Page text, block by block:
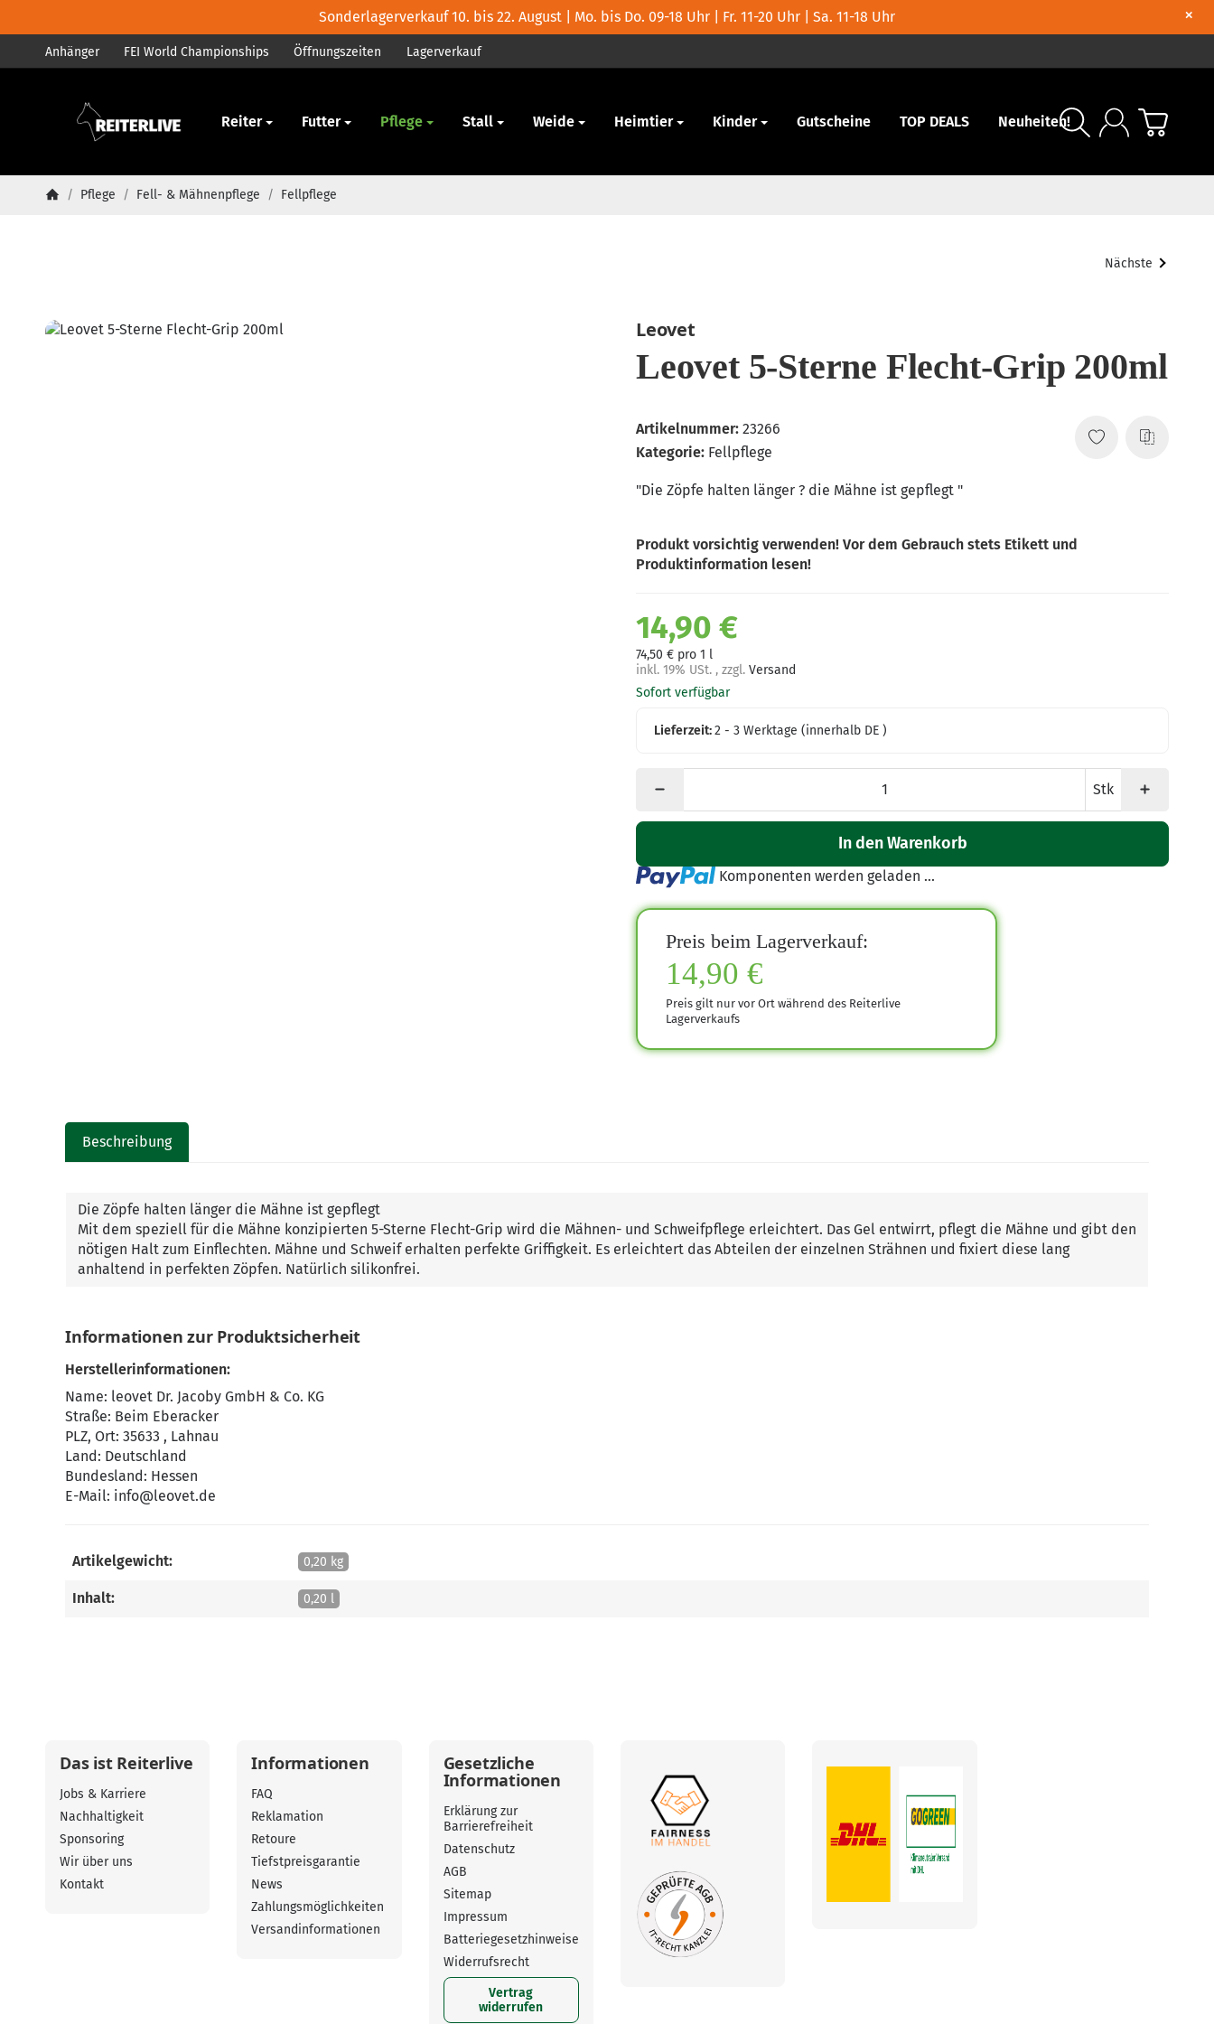
Sonderlagerverkauf 10. bis 22. August | Mo. bis Do. 09-18 Uhr | Fr. 11-20 Uhr | Sa. 11-18 Uhr ×
Anhänger FEI World Championships Öffnungszeiten Lagerverkauf
Pferd Reiter Futter Pflege Stall Weide Heimtier Kinder Gutscheine TOP DEALS Neuheiten!
/ Pflege / Fell- & Mähnenpflege / Fellpflege
Nächste
Leovet
Leovet 5-Sterne Flecht-Grip 200ml
Artikelnummer: 23266
Kategorie: Fellpflege
"Die Zöpfe halten länger ? die Mähne ist gepflegt "
Produkt vorsichtig verwenden! Vor dem Gebrauch stets Etikett und
Produktinformation lesen!
14,90 €
74,50 € pro 1 l
inkl. 19% USt. , zzgl. Versand
Sofort verfügbar
Lieferzeit:2 - 3 Werktage(innerhalb DE )
Stk
In den Warenkorb
Loading... Komponenten werden geladen ...
Preis beim Lagerverkauf:
14,90 €
Preis gilt nur vor Ort während des Reiterlive
Lagerverkaufs
Beschreibung
Die Zöpfe halten länger die Mähne ist gepflegt
Mit dem speziell für die Mähne konzipierten 5-Sterne Flecht-Grip wird die Mähnen- und Schweifpflege erleichtert. Das Gel entwirrt, pflegt die Mähne und gibt den
nötigen Halt zum Einflechten. Mähne und Schweif erhalten perfekte Griffigkeit. Es erleichtert das Abteilen der einzelnen Strähnen und fixiert diese lang
anhaltend in perfekten Zöpfen. Natürlich silikonfrei.
Informationen zur Produktsicherheit
Herstellerinformationen:
Name: leovet Dr. Jacoby GmbH & Co. KG
Straße: Beim Eberacker
PLZ, Ort: 35633 , Lahnau
Land: Deutschland
Bundesland: Hessen
E-Mail: info@leovet.de
Artikelgewicht: 0,20 kg
Inhalt: 0,20 l
Das ist Reiterlive
Jobs & Karriere
Nachhaltigkeit
Sponsoring
Wir über uns
Kontakt
Informationen
FAQ
Reklamation
Retoure
Tiefstpreisgarantie
News
Zahlungsmöglichkeiten
Versandinformationen
Gesetzliche
Informationen
Erklärung zur
Barrierefreiheit
Datenschutz
AGB
Sitemap
Impressum
Batteriegesetzhinweise
Widerrufsrecht
Vertrag
widerrufen